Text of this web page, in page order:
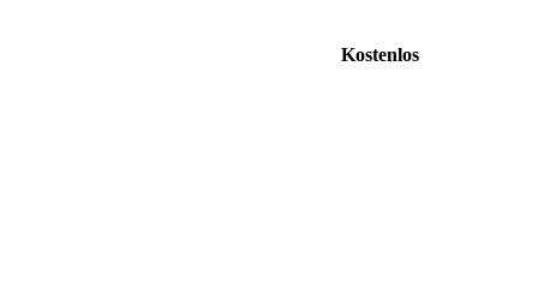
Kostenlos